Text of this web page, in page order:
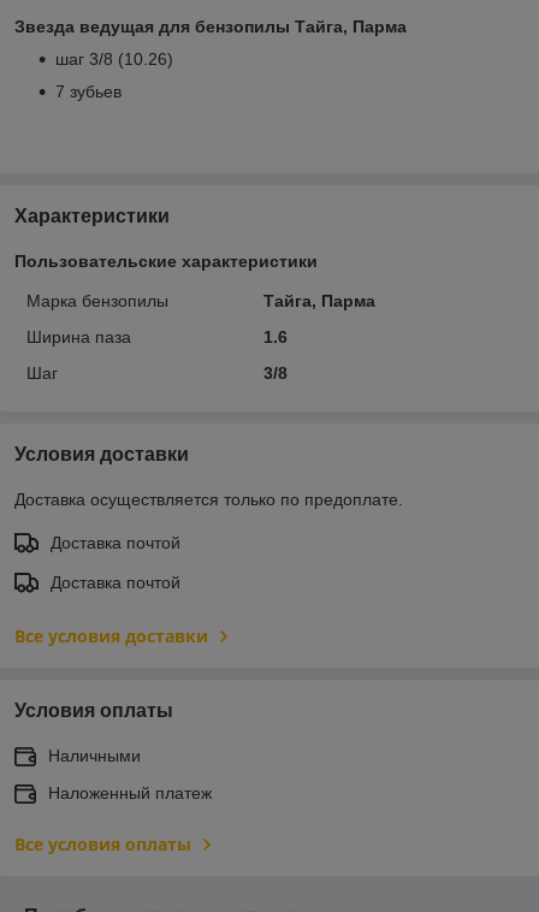
Звезда ведущая для бензопилы Тайга, Парма
шаг 3/8 (10.26)
7 зубьев
Характеристики
Пользовательские характеристики
Марка бензопилы
Тайга, Парма
Ширина паза
1.6
Шаг
3/8
Условия доставки
Доставка осуществляется только по предоплате.
Доставка почтой
Доставка почтой
Все условия доставки
Условия оплаты
Наличными
Наложенный платеж
Все условия оплаты